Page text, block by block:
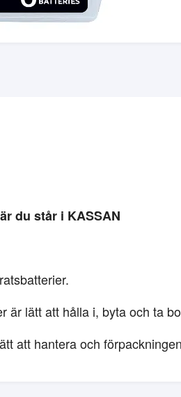
du står i KASSAN
är lätt att hålla i, byta och ta
att hantera och